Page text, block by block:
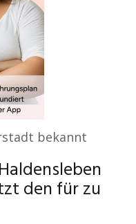
bekannt
den für zu